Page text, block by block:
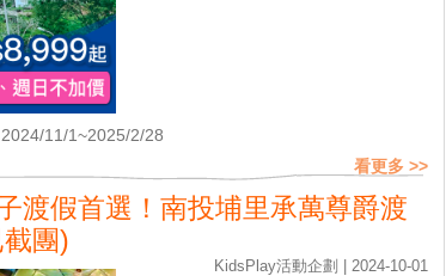
11/1~2025/2/28
看更多 >>
渡假首選！南投埔里承萬尊爵渡
團)
KidsPlay活動企劃 | 2024-10-01